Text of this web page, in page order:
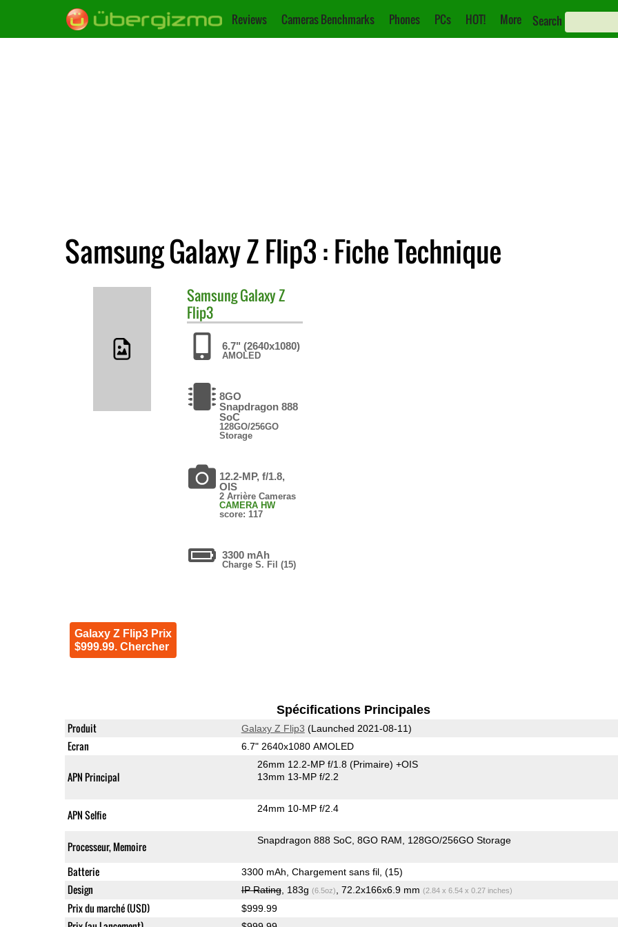
Reviews Cameras Benchmarks Phones PCs HOT! More Search
Samsung Galaxy Z Flip3 : Fiche Technique
SamsungGalaxy Z
Flip3
6.7" (2640x1080)
AMOLED
8GO
Snapdragon 888
SoC
128GO/256GO
Storage
12.2-MP, f/1.8,
OIS
2 Arrière Cameras
CAMERA HW
score: 117
3300 mAh
Charge S. Fil (15)
Galaxy Z Flip3 Prix
$999.99. Chercher
Spécifications Principales
Produit Galaxy Z Flip3 (Launched 2021-08-11)
Ecran 6.7" 2640x1080 AMOLED
APN Principal
26mm 12.2-MP f/1.8 (Primaire) +OIS
13mm 13-MP f/2.2
APN Selfie 24mm 10-MP f/2.4
Processeur, Memoire Snapdragon 888 SoC 8GO RAM 128GO/256GO Storage
Batterie 3300 mAh, Chargement sans fil, (15)
Design IP Rating, 183g (6.5oz) , 72.2x166x6.9 mm (2.84 x 6.54 x 0.27 inches)
Prix du marché (USD) $999.99